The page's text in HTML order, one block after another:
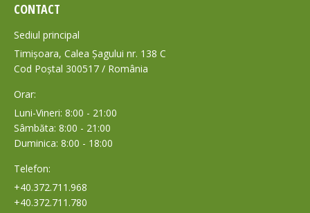
CONTACT
Sediul principal
Timișoara, Calea Șagului nr. 138 C
Cod Poștal 300517 / România
Orar:
Luni-Vineri: 8:00 - 21:00
Sâmbăta: 8:00 - 21:00
Duminica: 8:00 - 18:00
Telefon:
+40.372.711.968
+40.372.711.780